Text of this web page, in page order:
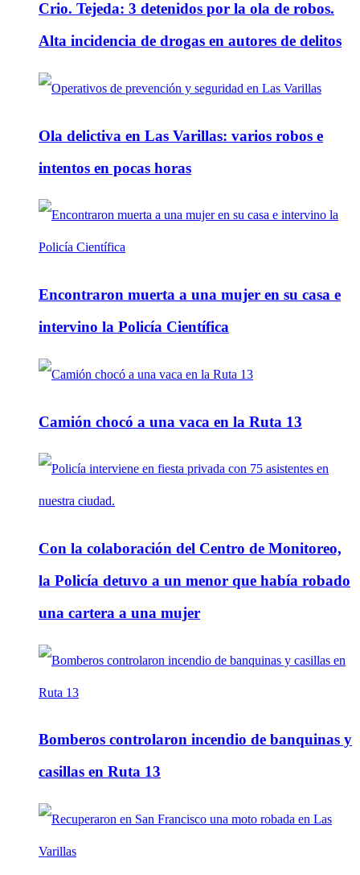
Crio. Tejeda: 3 detenidos por la ola de robos.
Alta incidencia de drogas en autores de delitos
Ola delictiva en Las Varillas: varios robos e
intentos en pocas horas
Encontraron muerta a una mujer en su casa e
intervino la Policía Científica
Camión chocó a una vaca en la Ruta 13
Con la colaboración del Centro de Monitoreo,
la Policía detuvo a un menor que había robado
una cartera a una mujer
Bomberos controlaron incendio de banquinas y
casillas en Ruta 13